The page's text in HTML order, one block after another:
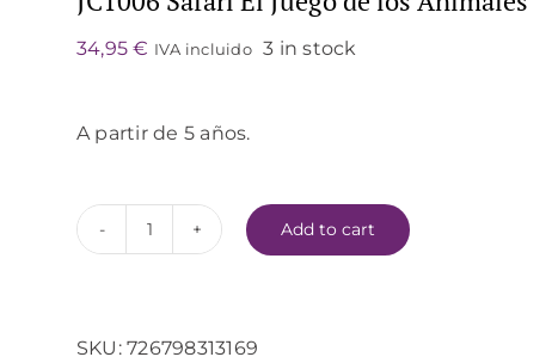
34,95€ IVA incluido 3 in stock
A partir de 5 años.
JC1006
Juego
Add to cart
SKU:726798313169